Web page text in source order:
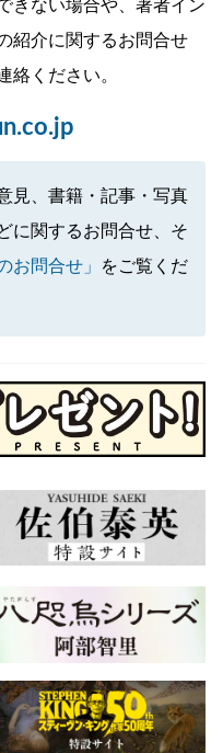
きない場合や、著者イン
紹介に関するお問合せ
絡ください。
見、書籍・記事・写真
に関するお問合せ、そ
お問合せ」
をご覧くだ